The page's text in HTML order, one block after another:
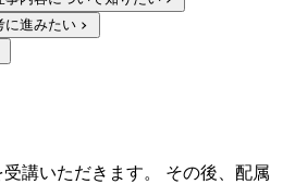
に進みたい
講いただきます。 その後、配属